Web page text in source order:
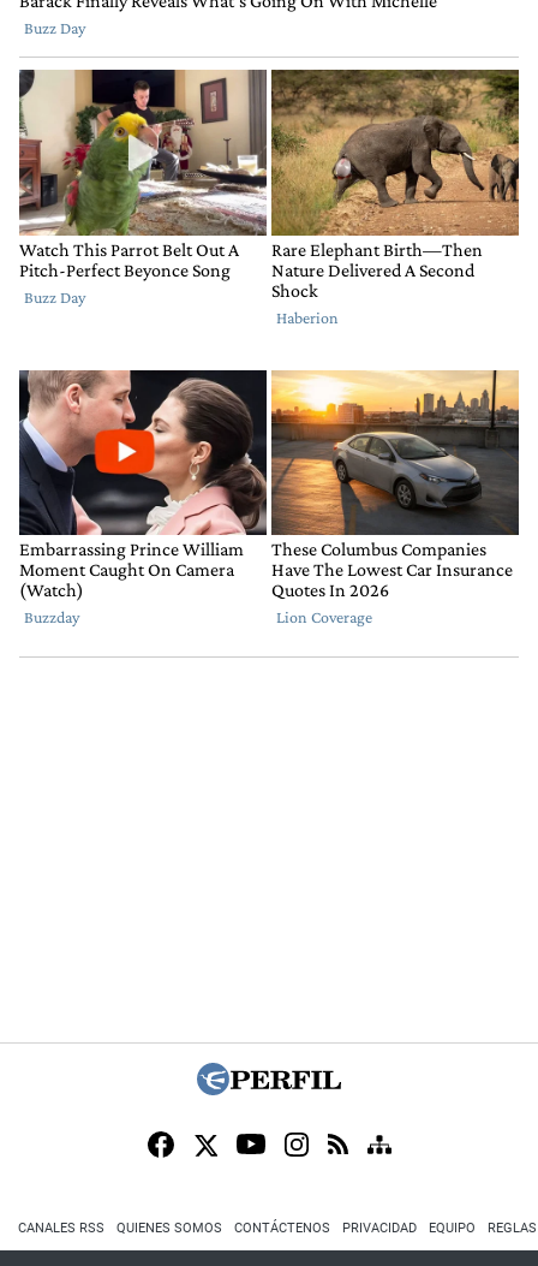
CANALES RSS QUIENES SOMOS CONTÁCTENOS PRIVACIDAD EQUIPO